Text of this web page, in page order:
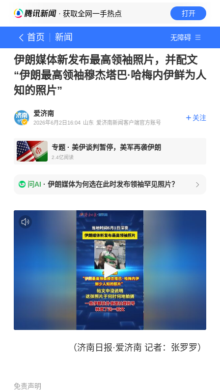
· 获取全网一手热点 打开
首页 新闻 无障碍
伊朗媒体新发布最高领袖照片，并配文
“伊朗最高领袖穆杰塔巴·哈梅内伊鲜为人
知的照片”
爱济南
2026年6月2日16:04 山东 爱济南新闻客户端官方账号
关注
专题 · 美伊谈判暂停，美军再袭伊朗
2.4亿阅读
问AI · 伊朗媒体为何选在此时发布领袖罕见照片？
（济南日报·爱济南 记者：张罗罗）
免责声明